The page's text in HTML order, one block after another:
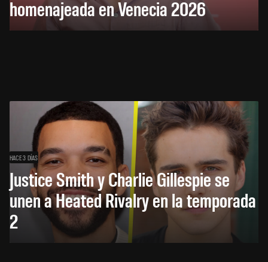
homenajeada en Venecia 2026
HACE 3 DÍAS
Justice Smith y Charlie Gillespie se
unen a Heated Rivalry en la temporada
2